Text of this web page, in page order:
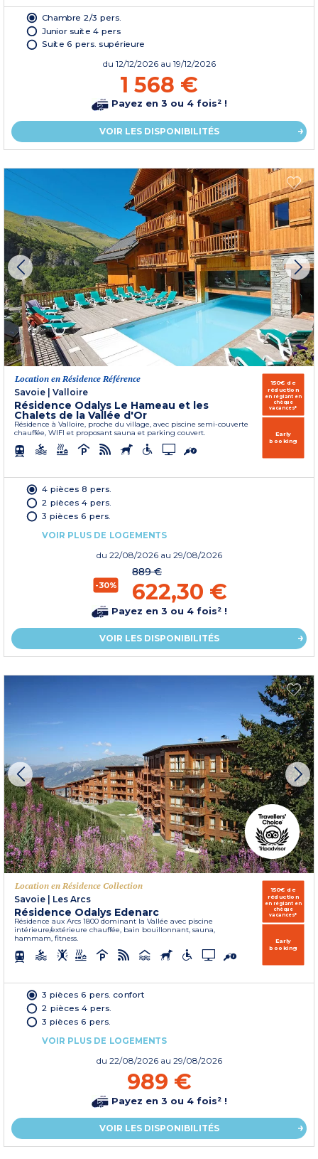
Chambre 2/3 pers.
Junior suite 4 pers
Suite 6 pers. supérieure
du 12/12/2026 au 19/12/2026
1 568 €
Payez en 3 ou 4 fois² !
VOIR LES DISPONIBILITÉS
Location en Résidence Référence
Savoie
Valloire
Résidence Odalys Le Hameau et les
Chalets de la Vallée d'Or
Résidence à Valloire, proche du village, avec piscine semi-couverte
chauffée, WIFI et proposant sauna et parking couvert.
150€ de
réduction
en réglant en
chèque
vacances*
Early
booking
4 pièces 8 pers.
2 pièces 4 pers.
3 pièces 6 pers.
VOIR PLUS DE LOGEMENTS
du 22/08/2026 au 29/08/2026
-30%
889 €
622,30 €
Payez en 3 ou 4 fois² !
VOIR LES DISPONIBILITÉS
Location en Résidence Collection
Savoie
Les Arcs
Résidence Odalys Edenarc
Résidence aux Arcs 1800 dominant la Vallée avec piscine
intérieure/extérieure chauffée, bain bouillonnant, sauna,
hammam, fitness.
150€ de
réduction
en réglant en
chèque
vacances*
Early
booking
3 pièces 6 pers. confort
2 pièces 4 pers.
3 pièces 6 pers.
VOIR PLUS DE LOGEMENTS
du 22/08/2026 au 29/08/2026
989 €
Payez en 3 ou 4 fois² !
VOIR LES DISPONIBILITÉS